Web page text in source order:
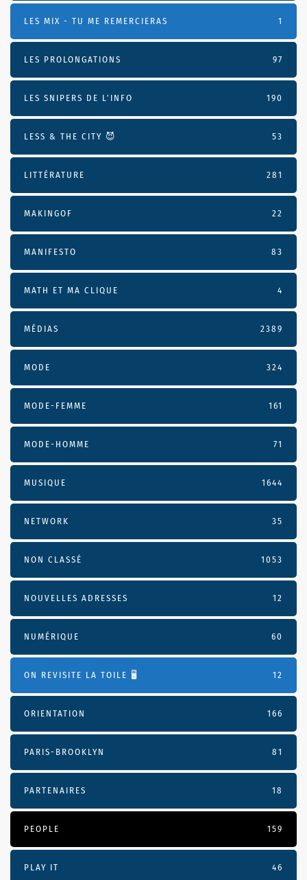
LES MIX - TU ME REMERCIERAS 1
LES PROLONGATIONS 97
LES SNIPERS DE L’INFO 190
LESS & THE CITY 😈 53
LITTÉRATURE 281
MAKINGOF 22
MANIFESTO 83
MATH ET MA CLIQUE 4
MÉDIAS 2389
MODE 324
MODE-FEMME 161
MODE-HOMME 71
MUSIQUE 1644
NETWORK 35
NON CLASSÉ 1053
NOUVELLES ADRESSES 12
NUMÉRIQUE 60
ON REVISITE LA TOILE 🖥️ 12
ORIENTATION 166
PARIS-BROOKLYN 81
PARTENAIRES 18
PEOPLE 159
PLAY IT 46